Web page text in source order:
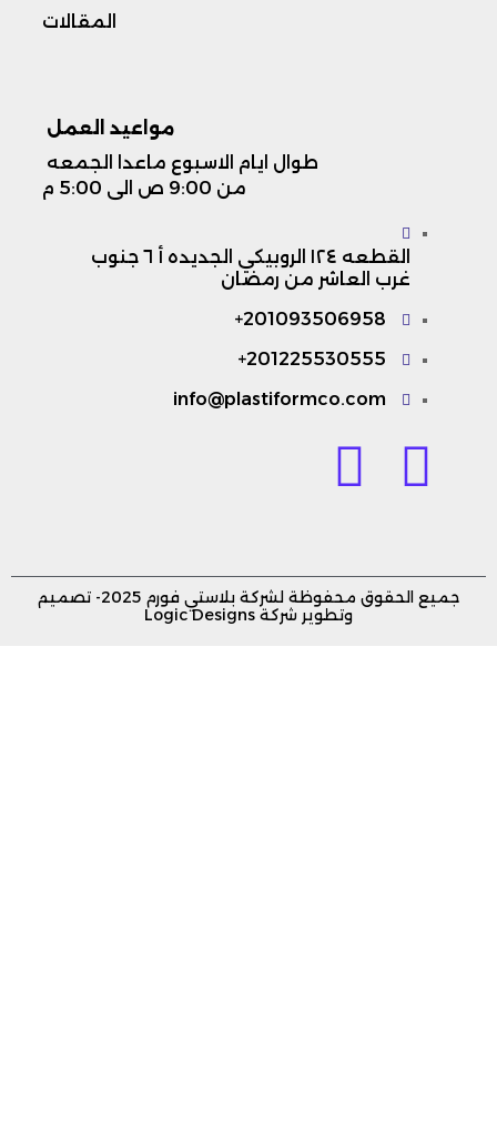
المقالات
مواعيد العمل ​
طوال ايام الاسبوع ماعدا الجمعه
من 9:00 ص الى 5:00 م
القطعه ١٢٤ الروبيكي الجديده أ ٦ جنوب
غرب العاشر من رمضان
201093506958+
201225530555+
info@plastiformco.com​
جميع الحقوق محفوظة لشركة بلاستي فورم 2025- تصميم
وتطوير شركة Logic Designs